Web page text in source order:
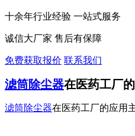
十余年行业经验 一站式服务
诚信大厂家 售后有保障
免费获取报价 联系我们
滤筒除尘器在医药工厂
滤筒除尘器在医药工厂的应用